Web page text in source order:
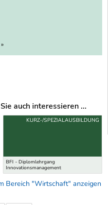
auch interessieren ...
BFI - Diplomlehrgang
Innovationsmanagement
KURZ-/SPEZIALAUSBILDUNG
Bereich "Wirtschaft" anzeigen